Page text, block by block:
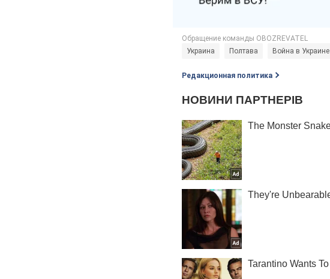
Украина Полтава Война в Украине
Редакционная политика